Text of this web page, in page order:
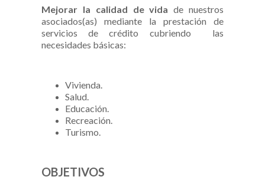
Mejorar la calidad de vida de nuestros
asociados(as) mediante la prestación de
servicios de crédito cubriendo las
necesidades básicas:
Vivienda.
Salud.
Educación.
Recreación.
Turismo.
OBJETIVOS